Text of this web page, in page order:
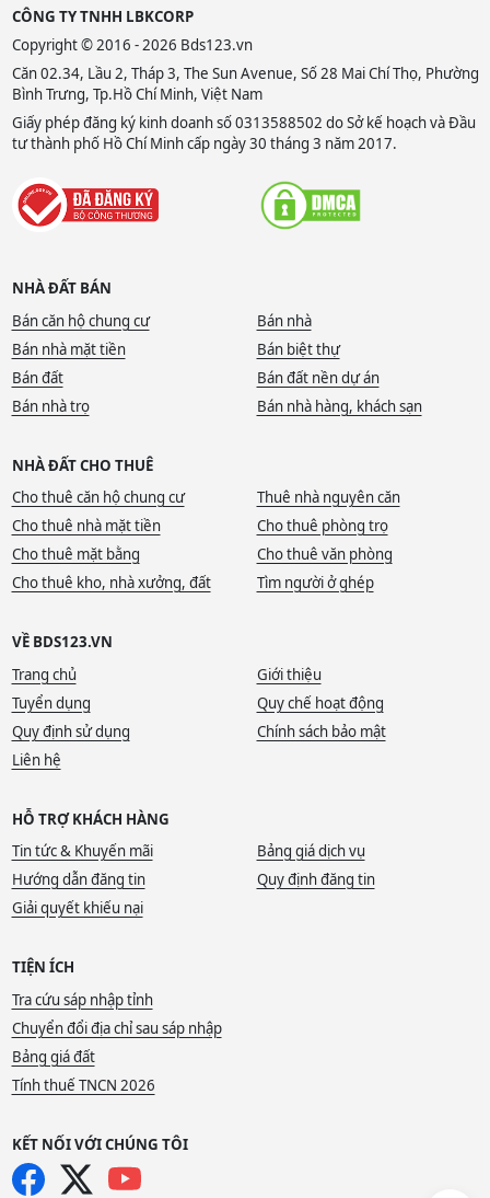
CÔNG TY TNHH LBKCORP
Copyright © 2016 - 2026 Bds123.vn
Căn 02.34, Lầu 2, Tháp 3, The Sun Avenue, Số 28 Mai Chí Thọ, Phường
Bình Trưng, Tp.Hồ Chí Minh, Việt Nam
Giấy phép đăng ký kinh doanh số 0313588502 do Sở kế hoạch và Đầu
tư thành phố Hồ Chí Minh cấp ngày 30 tháng 3 năm 2017.
NHÀ ĐẤT BÁN
Bán căn hộ chung cư
Bán nhà
Bán nhà mặt tiền
Bán biệt thự
Bán đất
Bán đất nền dự án
Bán nhà trọ
Bán nhà hàng, khách sạn
NHÀ ĐẤT CHO THUÊ
Cho thuê căn hộ chung cư
Thuê nhà nguyên căn
Cho thuê nhà mặt tiền
Cho thuê phòng trọ
Cho thuê mặt bằng
Cho thuê văn phòng
Cho thuê kho, nhà xưởng, đất
Tìm người ở ghép
VỀ BDS123.VN
Trang chủ
Giới thiệu
Tuyển dụng
Quy chế hoạt động
Quy định sử dụng
Chính sách bảo mật
Liên hệ
HỖ TRỢ KHÁCH HÀNG
Tin tức & Khuyến mãi
Bảng giá dịch vụ
Hướng dẫn đăng tin
Quy định đăng tin
Giải quyết khiếu nại
TIỆN ÍCH
Tra cứu sáp nhập tỉnh
Chuyển đổi địa chỉ sau sáp nhập
Bảng giá đất
Tính thuế TNCN 2026
KẾT NỐI VỚI CHÚNG TÔI